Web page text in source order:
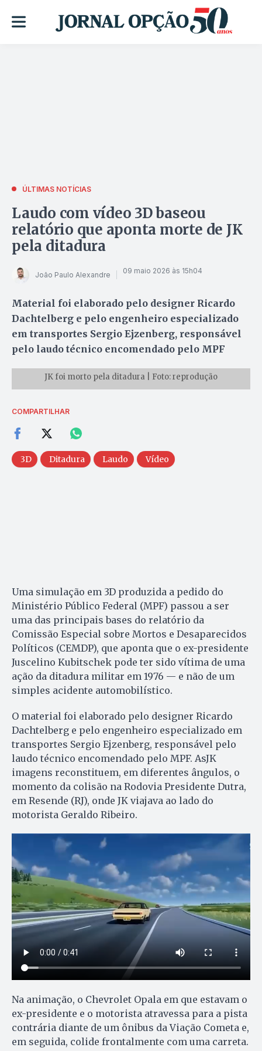
ÚLTIMAS NOTÍCIAS
Laudo com vídeo 3D baseou
relatório que aponta morte de JK
pela ditadura
João Paulo Alexandre 09 maio 2026 às 15h04
Material foi elaborado pelo designer Ricardo
Dachtelberg e pelo engenheiro especializado
em transportes Sergio Ejzenberg, responsável
pelo laudo técnico encomendado pelo MPF
JK foi morto pela ditadura | Foto: reprodução
COMPARTILHAR
3D Ditadura Laudo Vídeo
Uma simulação em 3D produzida a pedido do
Ministério Público Federal (MPF) passou a ser
uma das principais bases do relatório da
Comissão Especial sobre Mortos e Desaparecidos
Políticos (CEMDP), que aponta que o ex-presidente
Juscelino Kubitschek pode ter sido vítima de uma
ação da ditadura militar em 1976 — e não de um
simples acidente automobilístico.
O material foi elaborado pelo designer Ricardo
Dachtelberg e pelo engenheiro especializado em
transportes Sergio Ejzenberg, responsável pelo
laudo técnico encomendado pelo MPF. AsJK
imagens reconstituem, em diferentes ângulos, o
momento da colisão na Rodovia Presidente Dutra,
em Resende (RJ), onde JK viajava ao lado do
motorista Geraldo Ribeiro.
Na animação, o Chevrolet Opala em que estavam o
ex-presidente e o motorista atravessa para a pista
contrária diante de um ônibus da Viação Cometa e,
em seguida, colide frontalmente com uma carreta.